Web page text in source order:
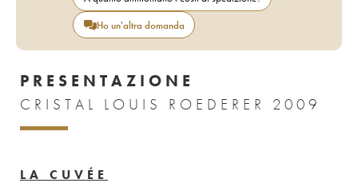
Ho un'altra domanda
PRESENTAZIONE
CRISTAL LOUIS ROEDERER 2009
LA CUVÉE